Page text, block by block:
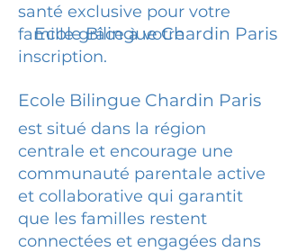
santé exclusive pour votre
famille grâce à votre
inscription.
Ecole Bilingue Chardin Paris
Ecole Bilingue Chardin Paris
est situé dans la région
centrale et encourage une
communauté parentale active
et collaborative qui garantit
que les familles restent
connectées et engagées dans